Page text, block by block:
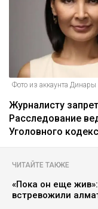
Фото из аккаунта Динары
Журналисту
Расследование
Уголовного
ЧИТАЙТЕ ТАКЖЕ
«Пока он еще
встревожили